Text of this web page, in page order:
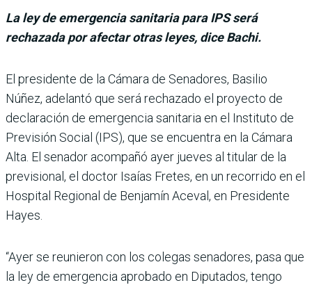
La ley de emergencia sanitaria para IPS será
rechazada por afectar otras leyes, dice Bachi.
El presidente de la Cámara de Senadores, Basilio
Núñez, adelantó que será rechazado el proyecto de
declaración de emergencia sanitaria en el Instituto de
Previsión Social (IPS), que se encuentra en la Cámara
Alta. El senador acompañó ayer jueves al titu­lar de la
previsional, el doc­tor Isaías Fretes, en un reco­rrido en el
Hospital Regional de Benjamín Aceval, en Pre­sidente
Hayes.
“Ayer se reunieron con los colegas senadores, pasa que
la ley de emergencia aprobado en Diputados, tengo